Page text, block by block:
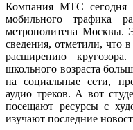
Компания МТС сегодня
мобильного трафика
метрополитена Москвы.
сведения, отметили, что
расширению
школьного возраста
на социальные сети,
аудио треков. А вот
посещают ресурсы с
изучают последние